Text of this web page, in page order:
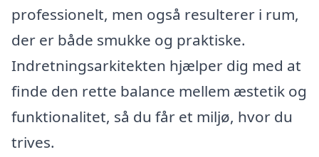
professionelt, men også resulterer i rum,
der er både smukke og praktiske.
Indretningsarkitekten hjælper dig med at
finde den rette balance mellem æstetik og
funktionalitet, så du får et miljø, hvor du
trives.